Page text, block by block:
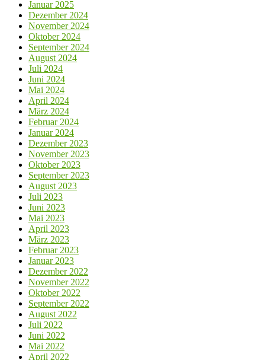
Januar 2025
Dezember 2024
November 2024
Oktober 2024
September 2024
August 2024
Juli 2024
Juni 2024
Mai 2024
April 2024
März 2024
Februar 2024
Januar 2024
Dezember 2023
November 2023
Oktober 2023
September 2023
August 2023
Juli 2023
Juni 2023
Mai 2023
April 2023
März 2023
Februar 2023
Januar 2023
Dezember 2022
November 2022
Oktober 2022
September 2022
August 2022
Juli 2022
Juni 2022
Mai 2022
April 2022